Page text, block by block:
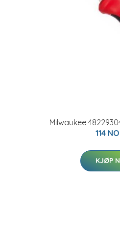
Milwaukee
114
KJØP